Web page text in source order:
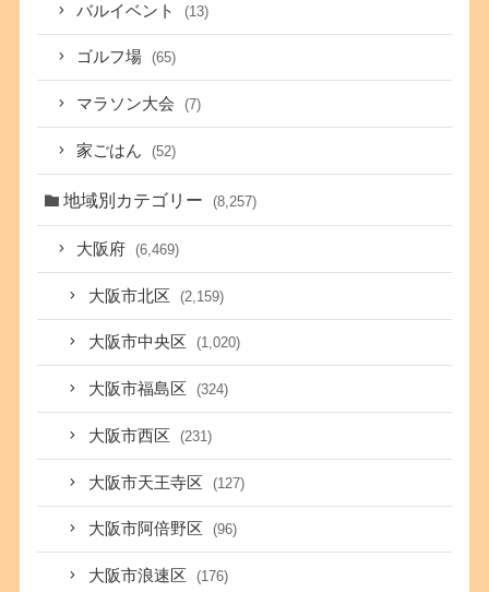
バルイベント (13)
ゴルフ場 (65)
マラソン大会 (7)
家ごはん (52)
地域別カテゴリー (8,257)
大阪府 (6,469)
大阪市北区 (2,159)
大阪市中央区 (1,020)
大阪市福島区 (324)
大阪市西区 (231)
大阪市天王寺区 (127)
大阪市阿倍野区 (96)
大阪市浪速区 (176)